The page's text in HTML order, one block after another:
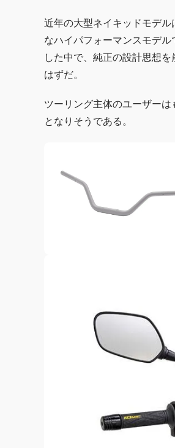
近年の大型ネイキッドモデ
なハイパフォーマンスモデ
した中で、純正の設計思想
はずだ。
ツーリング主体のユーザー
となりそうである。